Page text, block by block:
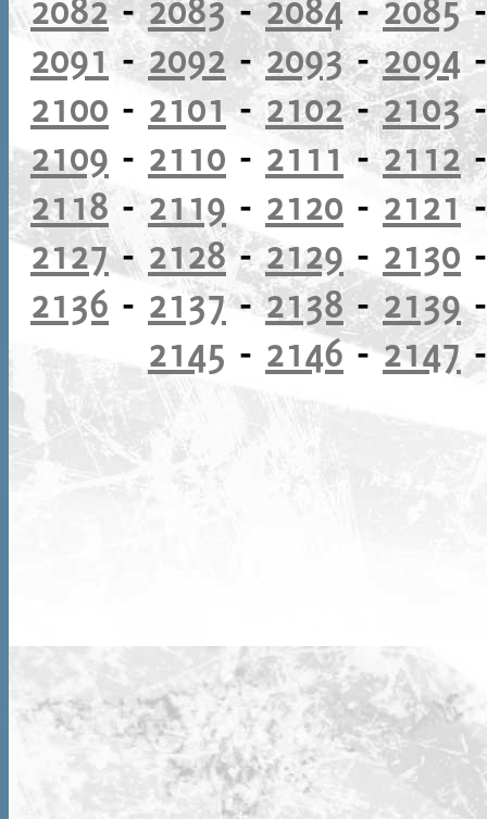
2091 -2092 -2093-2094
2100 - 2101-2102-2103
2109 - 2110 - 2111-2112
2118- 2119 - 2120 - 2121
2127- 2128-2129 - 2130
2136 - 2137-2138- 2139
2145 - 2146-2147